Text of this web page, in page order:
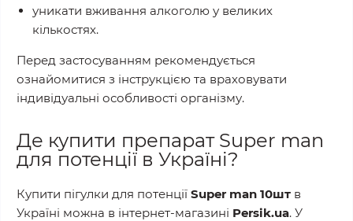
уникати вживання алкоголю у великих
кількостях.
Перед застосуванням рекомендується
ознайомитися з інструкцією та враховувати
індивідуальні особливості організму.
Де купити препарат Super man
для потенції в Україні?
Купити пігулки для потенції Super man 10шт в
Україні можна в інтернет-магазині Persik.ua. У